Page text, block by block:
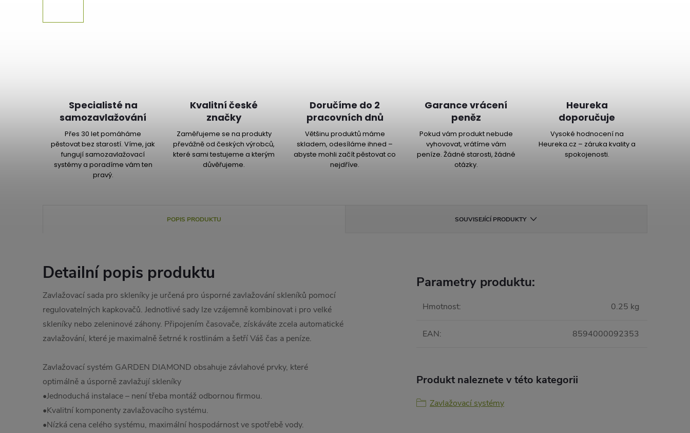
Specialisté na
samozavlažování
Přes 30 let pomáháme
pěstovat bez starostí. Víme, jak
fungují samozavlažovací
systémy a poradíme vám ten
pravý.
Kvalitní české
značky
Zaměřujeme se na produkty
převážně od českých výrobců,
které sami testujeme a kterým
důvěřujeme.
Doručíme do 2
pracovních dnů
Většinu produktů máme
skladem, odesíláme ihned –
abyste mohli začít pěstovat co
nejdříve.
Garance vrácení
peněz
Pokud vám produkt nebude
vyhovovat, vrátíme vám
peníze. Žádné starosti, žádné
otázky.
Heureka
doporučuje
Vysoké hodnocení na
Heureka.cz – záruka kvality a
spokojenosti.
POPIS PRODUKTU SOUVISEJÍCÍ PRODUKTY
Detailní popis produktu
Zavlažovací sada pro skleníky je určená pro úsporné zavlažování skleníků pomocí
regulovatelných kapkovačů. Jednotlivé sady lze vzájemně kombinovat i pro velké
skleníky nebo zeleninové záhony. Připojením časovače, získáváte zcela automatické
zavlažování, které je maximalně šetrné k rostlinám a šetří Váš čas a peníze.
Zavlažovací systém GARDEN DIAMOND obsahuje závlahové prvky, které
optimálně a úsporně zavlažují skleníky
•Jednoduchá instalace – není třeba montáž odbornou firmou.
•Kvalitní komponenty zavlažovacího systému.
•Nízká cena celého systému, maximální hospodárnost ve spotřebě vody.
Parametry produktu:
Hmotnost: 0.25 kg
EAN: 8594000092353
Produkt naleznete v této kategorii
Zavlažovací systémy